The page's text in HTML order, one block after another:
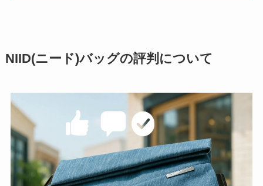
NIID(ニード)バッグの評判について